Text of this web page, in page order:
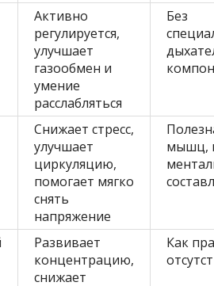
Активно
регулируется,
улучшает
газообмен и
умение
расслабляться
Без
Снижает стресс,
улучшает
циркуляцию,
помогает мягко
снять
напряжение
мышц,
Развивает
концентрацию,
снижает
Как